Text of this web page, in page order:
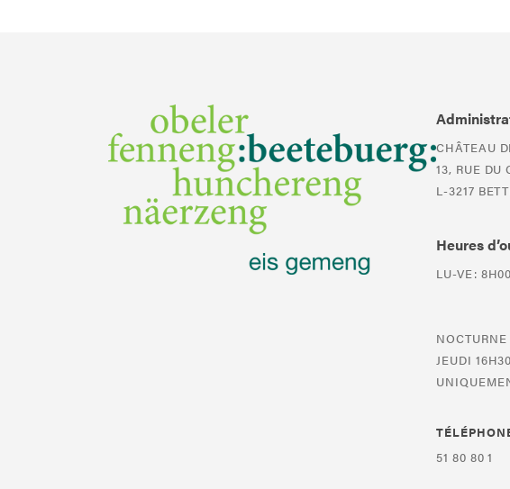
CHÂTEAU
13, RUE DU
L-3217
Heures
LU-VE:
JEUDI
51 80 80 1